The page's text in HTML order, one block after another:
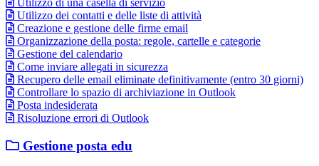
Utilizzo di una casella di servizio
Utilizzo dei contatti e delle liste di attività
Creazione e gestione delle firme email
Organizzazione della posta: regole, cartelle e categorie
Gestione del calendario
Come inviare allegati in sicurezza
Recupero delle email eliminate definitivamente (entro 30 giorni)
Controllare lo spazio di archiviazione in Outlook
Posta indesiderata
Risoluzione errori di Outlook
Gestione posta edu